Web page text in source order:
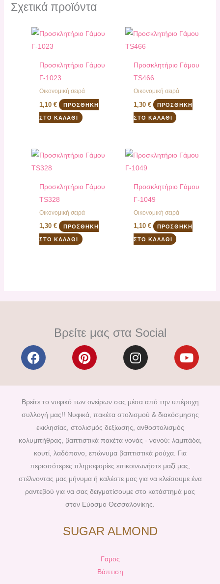
Σχετικά προϊόντα
Προσκλητήριο Γάμου
Γ-1023
Οικονομική σειρά
1,10€ ΠΡΟΣΘΉΚΗ
ΣΤΟ ΚΑΛΆΘΙ
Προσκλητήριο Γάμου
TS466
Οικονομική σειρά
1,30 € ΠΡΟΣΘΉΚΗ
ΣΤΟ ΚΑΛΆΘΙ
Προσκλητήριο Γάμου
TS328
Οικονομική σειρά
1,30€ ΠΡΟΣΘΉΚΗ
ΣΤΟ ΚΑΛΆΘΙ
Προσκλητήριο Γάμου
Γ-1049
Οικονομική σειρά
1,10 € ΠΡΟΣΘΉΚΗ
ΣΤΟ ΚΑΛΆΘΙ
Βρείτε μας στα Social
F
a
e
b
o
o
k
P
i
t
e
r
e
s
t
I
n
t
a
g
r
a
m
Y
o
t
u
b
Βρείτε το νυφικό των ονείρων σας μέσα από την υπέροχη
συλλογή μας!! Νυφικά, πακέτα στολισμού & διακόσμησης
εκκλησίας, στολισμός δεξίωσης, ανθοστολισμός
κολυμπήθρας, βαπτιστικά πακέτα νονάς - νονού: λαμπάδα,
κουτί, λαδόπανο, επώνυμα βαπτιστικά ρούχα. Για
περισσότερες πληροφορίες επικοινωνήστε μαζί μας,
στέλνοντας μας μήνυμα ή καλέστε μας για να κλείσουμε ένα
ραντεβού για να σας δειγματίσουμε στο κατάστημά μας
στον Εύοσμο Θεσσαλονίκης.
SUGAR ALMOND
Γαμος
Βάπτιση